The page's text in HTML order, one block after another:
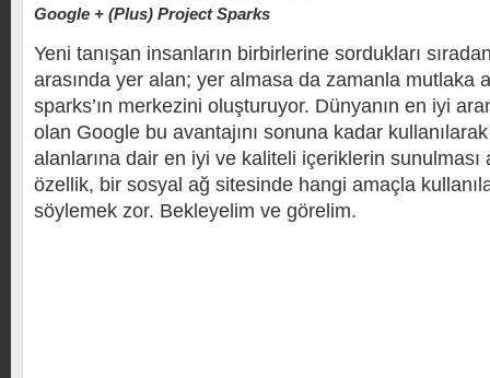
Google + (Plus) Project Sparks
Yeni tanışan insanların birbirlerine sordukları
arasında yer alan; yer almasa da zamanla mutlaka
sparks’ın merkezini oluşturuyor. Dünyanın en iyi
olan Google bu avantajını sonuna kadar
alanlarına dair en iyi ve kaliteli içeriklerin sunulması
özellik, bir sosyal ağ sitesinde hangi amaçla
söylemek zor. Bekleyelim ve görelim.